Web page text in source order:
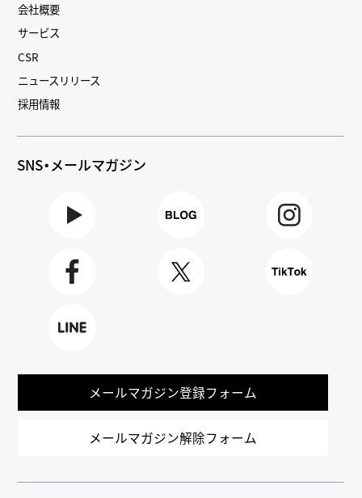
会社概要
サービス
CSR
ニュースリリース
採用情報
SNS・メールマガジン
メールマガジン登録フォーム
メールマガジン解除フォーム